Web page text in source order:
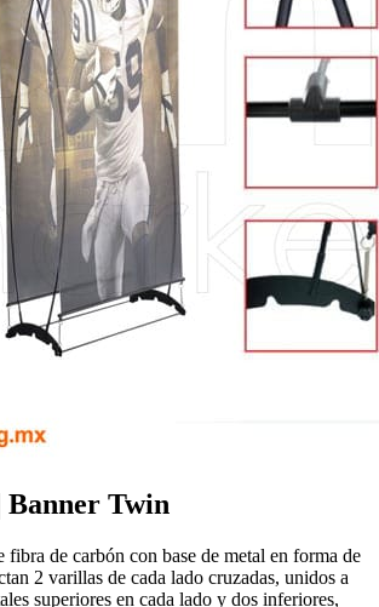
Twin
fibra de carbón con base de metal en forma de
2 varillas de cada lado cruzadas, unidos a
superiores en cada lado y dos inferiores,